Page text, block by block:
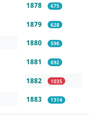
1878 675
1879 628
1880 596
1881 692
1882 1035
1883 1314